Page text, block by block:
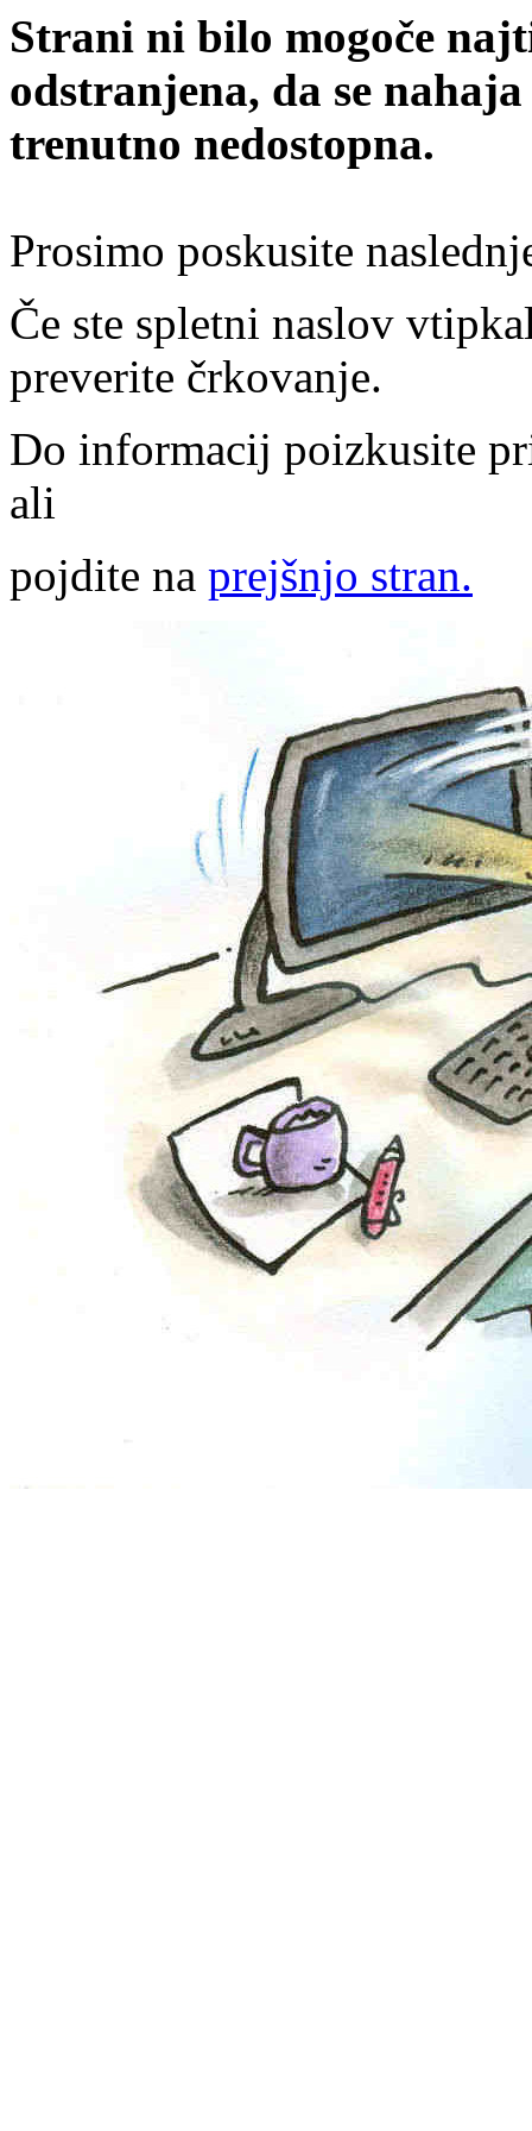
Strani ni bilo mogoče
odstranjena, da se
trenutno nedostopna.
Prosimo poskusite
Če ste spletni naslov
preverite črkovanje.
Do informacij poizkusite
ali
pojdite na prejšnjo stran.